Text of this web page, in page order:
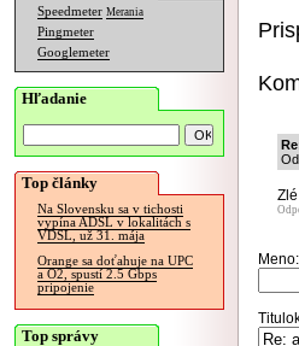
Speedmeter Merania
Pingmeter
Googlemeter
Hľadanie
Top články
Na Slovensku sa v tichosti
vypína ADSL v lokalitách s
VDSL, už 31. mája
Orange sa doťahuje na UPC
a O2, spustí 2.5 Gbps
pripojenie
Top správy
Meno: